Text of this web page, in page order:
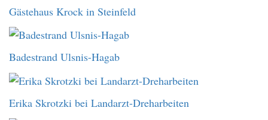
Gästehaus Krock in Steinfeld
Badestrand Ulsnis-Hagab
Erika Skrotzki bei Landarzt-Dreharbeiten